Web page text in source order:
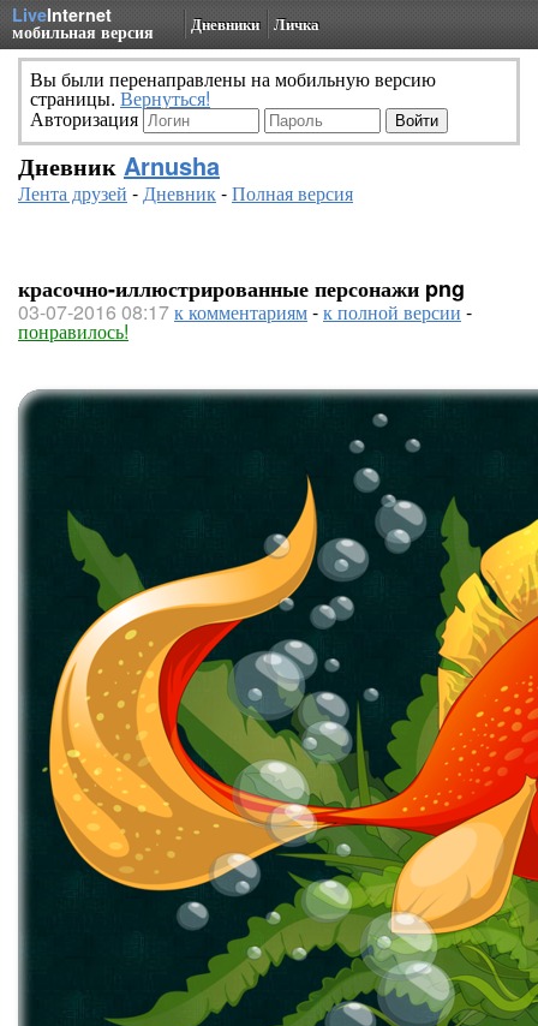
LiveInternet
мобильная версия Дневники Личка
Вы были перенаправлены на мобильную версию
страницы. Вернуться!
Авторизация
Дневник Arnusha
Лента друзей -Дневник-Полная версия
красочно-иллюстрированные персонажи png
03-07-2016 08:17к комментариям-к полной версии -
понравилось!